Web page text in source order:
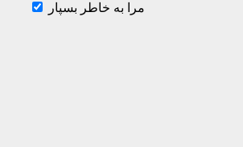
مرا به خاطر بسپار